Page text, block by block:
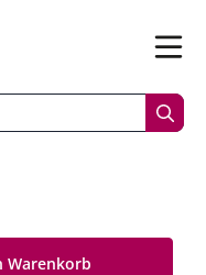
Menü
Warenkorb